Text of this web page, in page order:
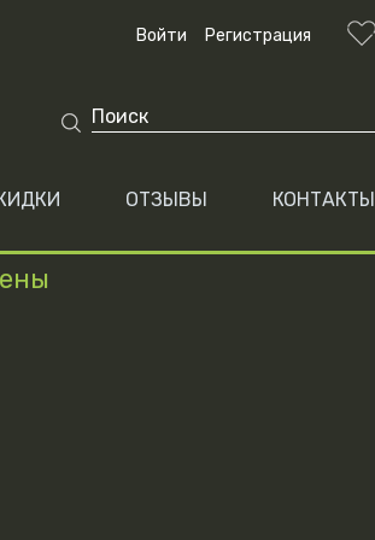
Войти Регистрация
ОТЗЫВЫ КОНТАКТЫ